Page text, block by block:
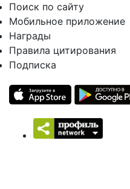
Поиск по сайту
Мобильное приложение
Награды
Правила цитирования
Подписка